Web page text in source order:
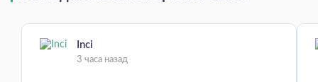
Inci
3 часа назад